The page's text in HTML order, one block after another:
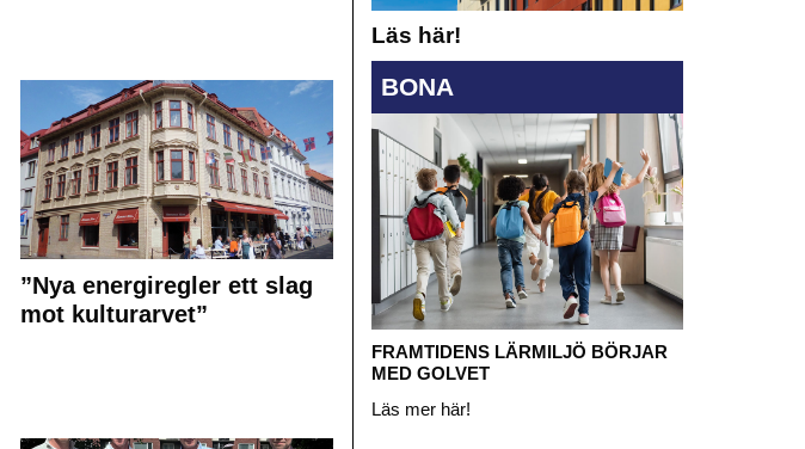
”Nya energiregler ett slag
mot kulturarvet”
Läs här!
BONA
FRAMTIDENS LÄRMILJÖ BÖRJAR
MED GOLVET
Läs mer här!